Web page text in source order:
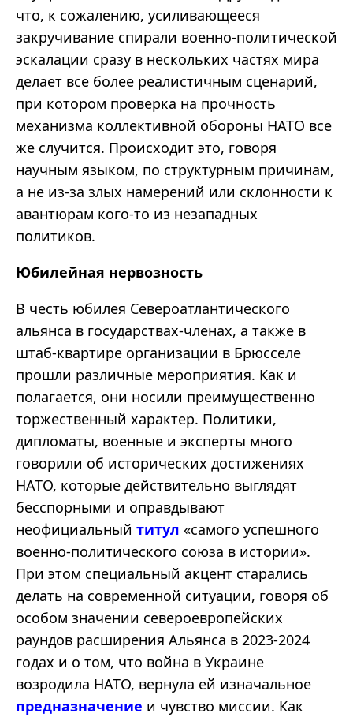
что, к сожалению, усиливающееся
закручивание спирали военно-политической
эскалации сразу в нескольких частях мира
делает все более реалистичным сценарий,
при котором проверка на прочность
механизма коллективной обороны НАТО все
же случится. Происходит это, говоря
научным языком, по структурным причинам,
а не из-за злых намерений или склонности к
авантюрам кого-то из незападных
политиков.
Юбилейная нервозность
В честь юбилея Североатлантического
альянса в государствах-членах, а также в
штаб-квартире организации в Брюсселе
прошли различные мероприятия. Как и
полагается, они носили преимущественно
торжественный характер. Политики,
дипломаты, военные и эксперты много
говорили об исторических достижениях
НАТО, которые действительно выглядят
бесспорными и оправдывают
неофициальный титул «самого успешного
военно-политического союза в истории».
При этом специальный акцент старались
делать на современной ситуации, говоря об
особом значении североевропейских
раундов расширения Альянса в 2023-2024
годах и о том, что война в Украине
возродила НАТО, вернула ей изначальное
предназначение и чувство миссии. Как